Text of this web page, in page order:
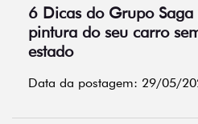
6 Dicas do Grupo
pintura do seu carro
estado
Data da postagem: 29/05/